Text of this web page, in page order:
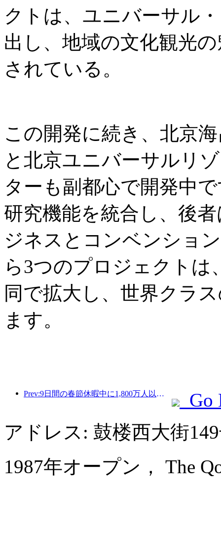
クトは、ユニバーサル
出し、地域の文化観光
されている。
この開発に続き、北京
と北京ユニバーサルリ
ターも副都心で開発中
研究機能を統合し、後
ジネスとコンベンショ
ら3つのプロジェクトは
同で拡大し、世界クラ
ます。
Prev:9日間の春節休暇中に1,800万人以上が国内外を旅行すると予想されている。
Go
アドレス: 鼓楼西大街
1987年オープン， The